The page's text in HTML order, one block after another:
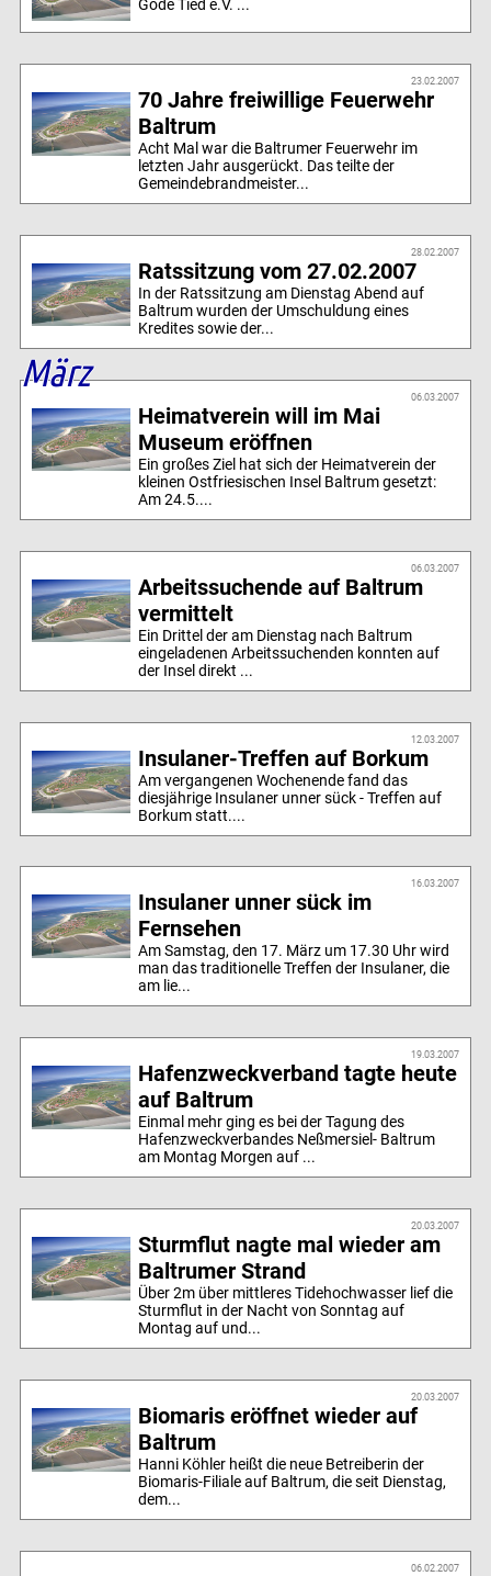
Gode Tied e.V. ...
23.02.2007
70 Jahre freiwillige Feuerwehr
Baltrum
Acht Mal war die Baltrumer Feuerwehr im
letzten Jahr ausgerückt. Das teilte der
Gemeindebrandmeister...
28.02.2007
Ratssitzung vom 27.02.2007
In der Ratssitzung am Dienstag Abend auf
Baltrum wurden der Umschuldung eines
Kredites sowie der...
März
06.03.2007
Heimatverein will im Mai
Museum eröffnen
Ein großes Ziel hat sich der Heimatverein der
kleinen Ostfriesischen Insel Baltrum gesetzt:
Am 24.5....
06.03.2007
Arbeitssuchende auf Baltrum
vermittelt
Ein Drittel der am Dienstag nach Baltrum
eingeladenen Arbeitssuchenden konnten auf
der Insel direkt ...
12.03.2007
Insulaner-Treffen auf Borkum
Am vergangenen Wochenende fand das
diesjährige Insulaner unner sück - Treffen auf
Borkum statt....
16.03.2007
Insulaner unner sück im
Fernsehen
Am Samstag, den 17. März um 17.30 Uhr wird
man das traditionelle Treffen der Insulaner, die
am lie...
19.03.2007
Hafenzweckverband tagte heute
auf Baltrum
Einmal mehr ging es bei der Tagung des
Hafenzweckverbandes Neßmersiel- Baltrum
am Montag Morgen auf ...
20.03.2007
Sturmflut nagte mal wieder am
Baltrumer Strand
Über 2m über mittleres Tidehochwasser lief die
Sturmflut in der Nacht von Sonntag auf
Montag auf und...
20.03.2007
Biomaris eröffnet wieder auf
Baltrum
Hanni Köhler heißt die neue Betreiberin der
Biomaris-Filiale auf Baltrum, die seit Dienstag,
dem...
06.02.2007